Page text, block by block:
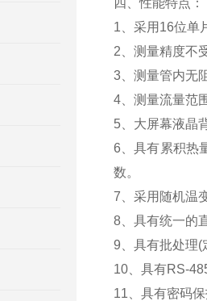
四、性能特点：
1、采用16位单
2、测量精度不
3、测量管内无
4、测量流量范
5、大屏幕液晶
6、具有累积热
数。
7、采用随机温
8、具有统一的
9、具有批处理(
10、具有RS-
11、具有密码